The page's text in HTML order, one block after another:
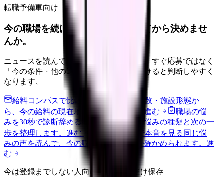
転職予備軍向け
今の職場を続けるか、条件を比べてから決めませ
んか。
ニュースを読んで不安が強くなった時は、すぐ応募ではなく
「今の条件・他の選択肢・相談先」を分けると判断しやすく
なります。
給料コンパスで比較する地域・経験年数・施設形態か
ら、今の給料の現在地を確認できます。
進む
職場の悩
みを30秒で診断辞めるべきか迷う前に、悩みの種類と次の一
歩を整理します。 進む 匿名掲示板で本音を見る 同じ悩
みの声を読んで、今の職場だけの問題か確かめられます。 進
む
今は登録までしない人向け: 希望条件だけ保存